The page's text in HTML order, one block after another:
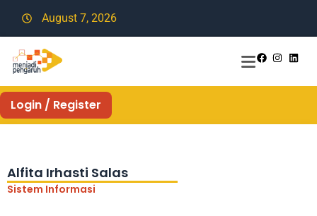
August 7, 2026
Login / Register
Alfita Irhasti Salas
Sistem Informasi